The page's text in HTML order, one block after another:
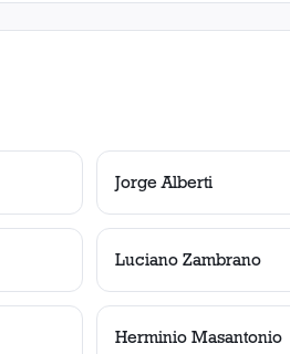
Jorge Alberti
Luciano Zambrano
Herminio Masantonio